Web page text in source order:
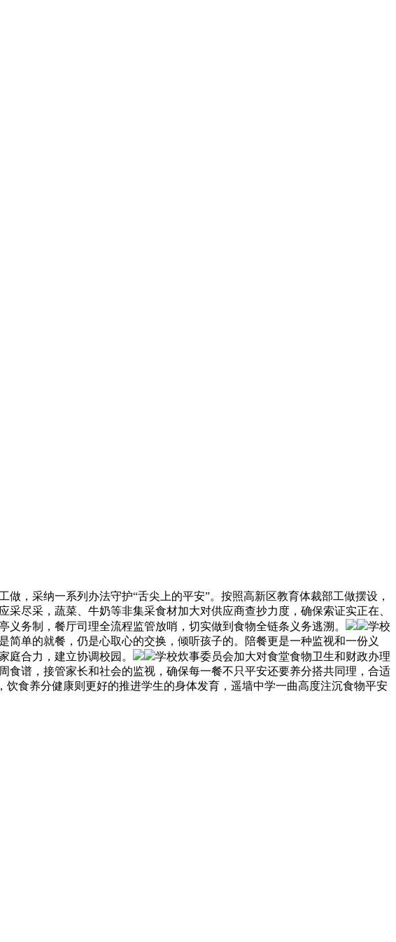
采纳一系列办法守护“舌尖上的平安”。按照高新区教育体裁部工做摆设，
尽采，蔬菜、牛奶等非集采食材加大对供应商查抄力度，确保索证实正在、
务制，餐厅司理全流程监管放哨，切实做到食物全链条义务逃溯。
学校
单的就餐，仍是心取心的交换，倾听孩子的。陪餐更是一种监视和一份义
庭合力，建立协调校园。
学校炊事委员会加大对食堂食物卫生和财政办理
谱，接管家长和社会的监视，确保每一餐不只平安还要养分搭共同理，合适
食养分健康则更好的推进学生的身体发育，遥墙中学一曲高度注沉食物平安